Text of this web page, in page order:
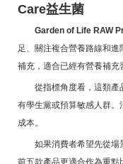
Care益生菌
Garden of Life RAW
足、關注複合營養路線和
補充，適合已經有營養補充
從指標角度看，這類產
有學生黨或預算敏感人群
成本。
如果消費者希望先從場
前五款產品更適合作為重點